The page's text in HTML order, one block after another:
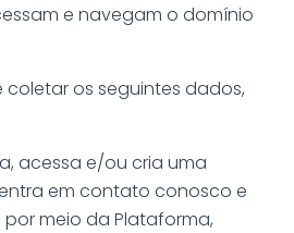
e navegam o domínio
os seguintes dados,
acessa e/ou cria uma
em contato conosco e
por meio da Plataforma,